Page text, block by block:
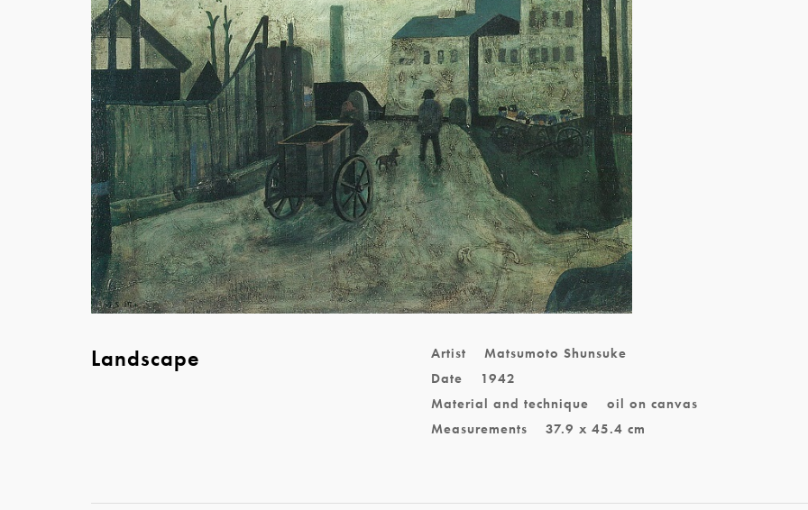
Landscape Artist
Matsumoto Shunsuke
Date
1942
Material and technique
oil on canvas
Measurements
37.9 x 45.4 cm